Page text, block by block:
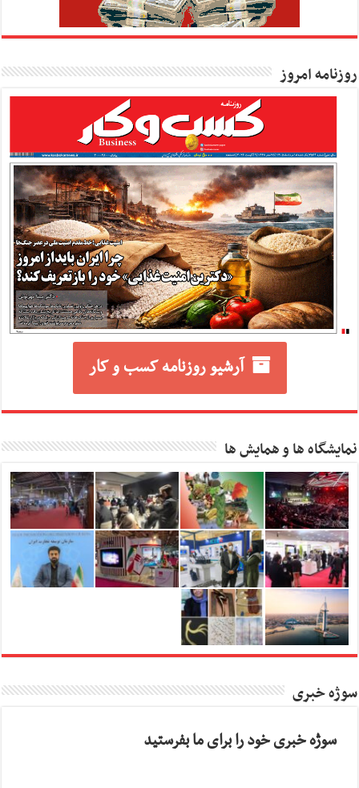
روزنامه امروز
آرشیو روزنامه کسب و کار
نمایشگاه ها و همایش ها
سوژه خبری
سوژه خبری خود را برای ما بفرستید